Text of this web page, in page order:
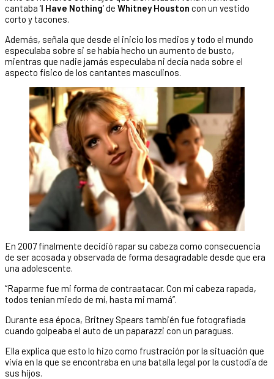
cantaba ‘I Have Nothing‘ de Whitney Houston con un vestido
corto y tacones.
Además, señala que desde el inicio los medios y todo el mundo
especulaba sobre si se había hecho un aumento de busto,
mientras que nadie jamás especulaba ni decía nada sobre el
aspecto físico de los cantantes masculinos.
En 2007 finalmente decidió rapar su cabeza como consecuencia
de ser acosada y observada de forma desagradable desde que era
una adolescente.
“Raparme fue mi forma de contraatacar. Con mi cabeza rapada,
todos tenían miedo de mí, hasta mi mamá”.
Durante esa época, Britney Spears también fue fotografiada
cuando golpeaba el auto de un paparazzi con un paraguas.
Ella explica que esto lo hizo como frustración por la situación que
vivía en la que se encontraba en una batalla legal por la custodia de
sus hijos.